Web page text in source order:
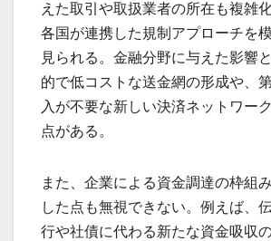
えた取引や取扱業者の所在も複雑
各国が連携した規制アプローチを
見られる。金融分野に与えた影響
的で低コストな送金網の形成や、
入が不要な新しい決済ネットワー
点がある。
また、企業による資金調達の枠組
した点も無視できない。例えば、
行や社債に代わる新たな資金吸収